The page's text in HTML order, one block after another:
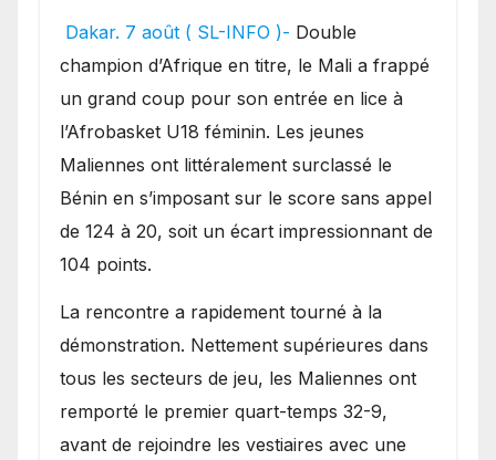
festival offensif et inflige
une lourde défaite au
Bénin.
Dakar. 7 août ( SL-INFO )- Double
champion d’Afrique en titre, le Mali a frappé
un grand coup pour son entrée en lice à
l’Afrobasket U18 féminin. Les jeunes
Maliennes ont littéralement surclassé le
Bénin en s’imposant sur le score sans appel
de 124 à 20, soit un écart impressionnant de
104 points.
La rencontre a rapidement tourné à la
démonstration. Nettement supérieures dans
tous les secteurs de jeu, les Maliennes ont
remporté le premier quart-temps 32-9,
avant de rejoindre les vestiaires avec une